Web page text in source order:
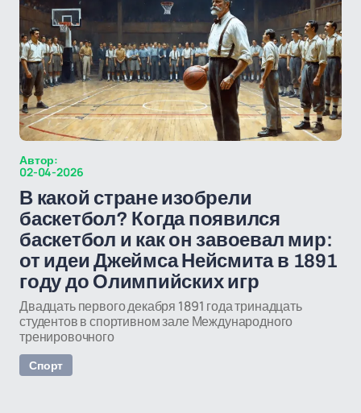
Автор:
02-04-2026
В какой стране изобрели
баскетбол? Когда появился
баскетбол и как он завоевал мир:
от идеи Джеймса Нейсмита в 1891
году до Олимпийских игр
Двадцать первого декабря 1891 года тринадцать
студентов в спортивном зале Международного
тренировочного
Спорт